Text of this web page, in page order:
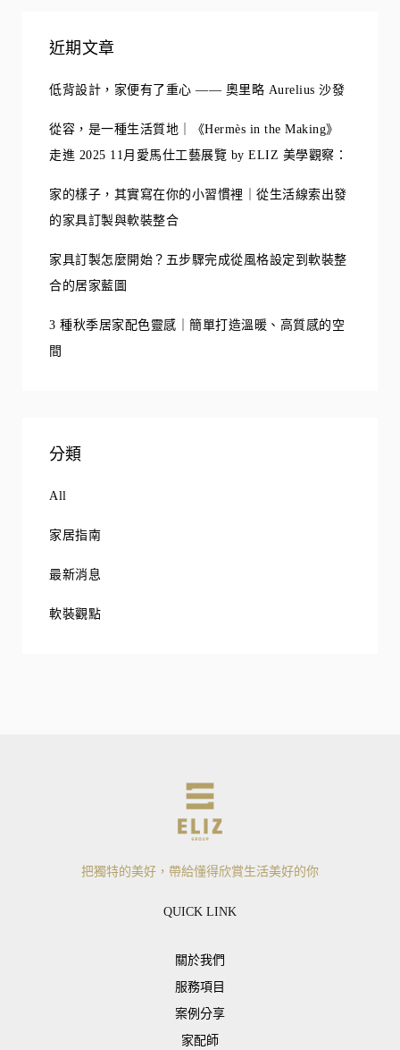
近期文章
低背設計，家便有了重心 —— 奧里略 Aurelius 沙發
從容，是一種生活質地｜《Hermès in the Making》
走進 2025 11月愛馬仕工藝展覽 by ELIZ 美學觀察：
家的樣子，其實寫在你的小習慣裡｜從生活線索出發
的家具訂製與軟裝整合
家具訂製怎麼開始？五步驟完成從風格設定到軟裝整
合的居家藍圖
3 種秋季居家配色靈感｜簡單打造溫暖、高質感的空
間
分類
All
家居指南
最新消息
軟裝觀點
把獨特的美好，帶給懂得欣賞生活美好的你
QUICK LINK
關於我們
服務項目
案例分享
家配師